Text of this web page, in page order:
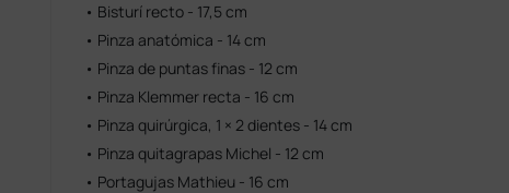
• Bisturí recto - 17,5 cm
• Pinza anatómica - 14 cm
• Pinza de puntas finas - 12 cm
• Pinza Klemmer recta - 16 cm
• Pinza quirúrgica, 1 × 2 dientes - 14 cm
• Pinza quitagrapas Michel - 12 cm
• Portagujas Mathieu - 16 cm